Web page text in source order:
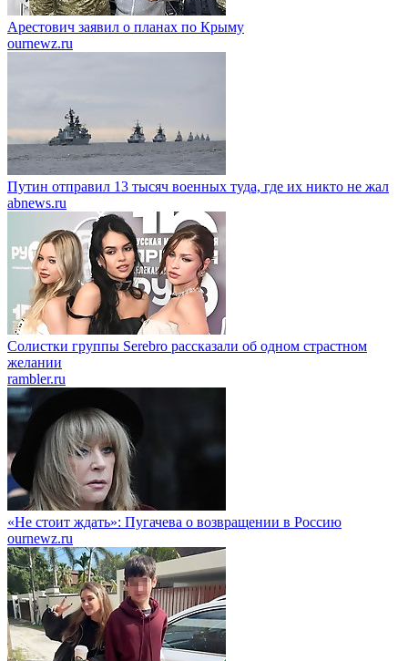
Арестович заявил о планах по Крыму
ournewz.ru
Путин отправил 13 тысяч военных туда, где их никто не жал
abnews.ru
Солистки группы Serebro рассказали об одном страстном
желании
rambler.ru
«Не стоит ждать»: Пугачева о возвращении в Россию
ournewz.ru